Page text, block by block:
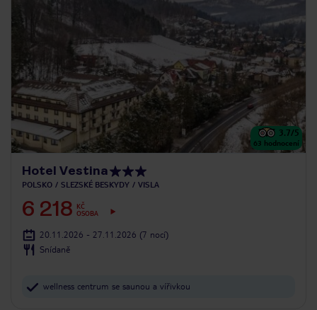
3.7/5
63 hodnocení
Hotel Vestina
POLSKO SLEZSKÉ BESKYDY VISLA
6 218
KČ
OSOBA
20.11.2026 - 27.11.2026 (7 nocí)
Snídaně
wellness centrum se saunou a vířivkou